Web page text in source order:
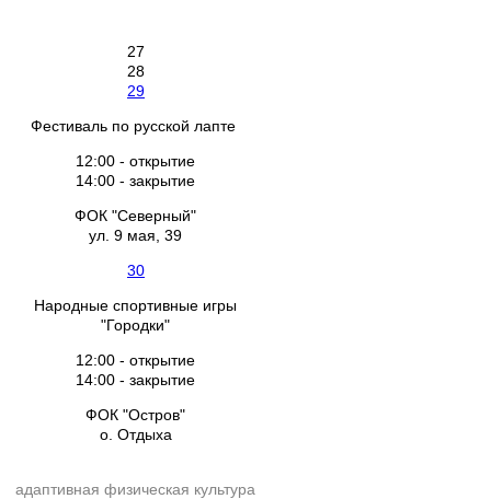
27
28
29
Фестиваль по русской лапте
12:00 - открытие
14:00 - закрытие
ФОК "Северный"
ул. 9 мая, 39
30
Народные спортивные игры
"Городки"
12:00 - открытие
14:00 - закрытие
ФОК "Остров"
о. Отдыха
адаптивная физическая культура